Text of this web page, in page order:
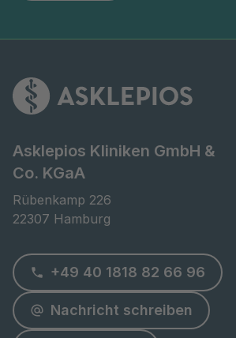
Asklepios Kliniken GmbH &
Co. KGaA
Rübenkamp 226
22307 Hamburg
+49 40 1818 82 66 96
Nachricht schreiben